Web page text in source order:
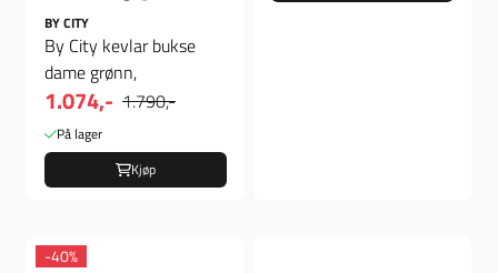
BY CITY
By City kevlar bukse
dame grønn,
1.074,- 1.790,-
På lager
Kjøp
-40%